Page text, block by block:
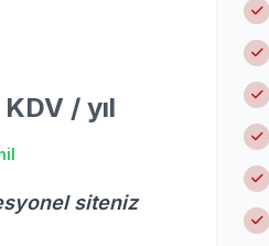
/ yıl
siteniz